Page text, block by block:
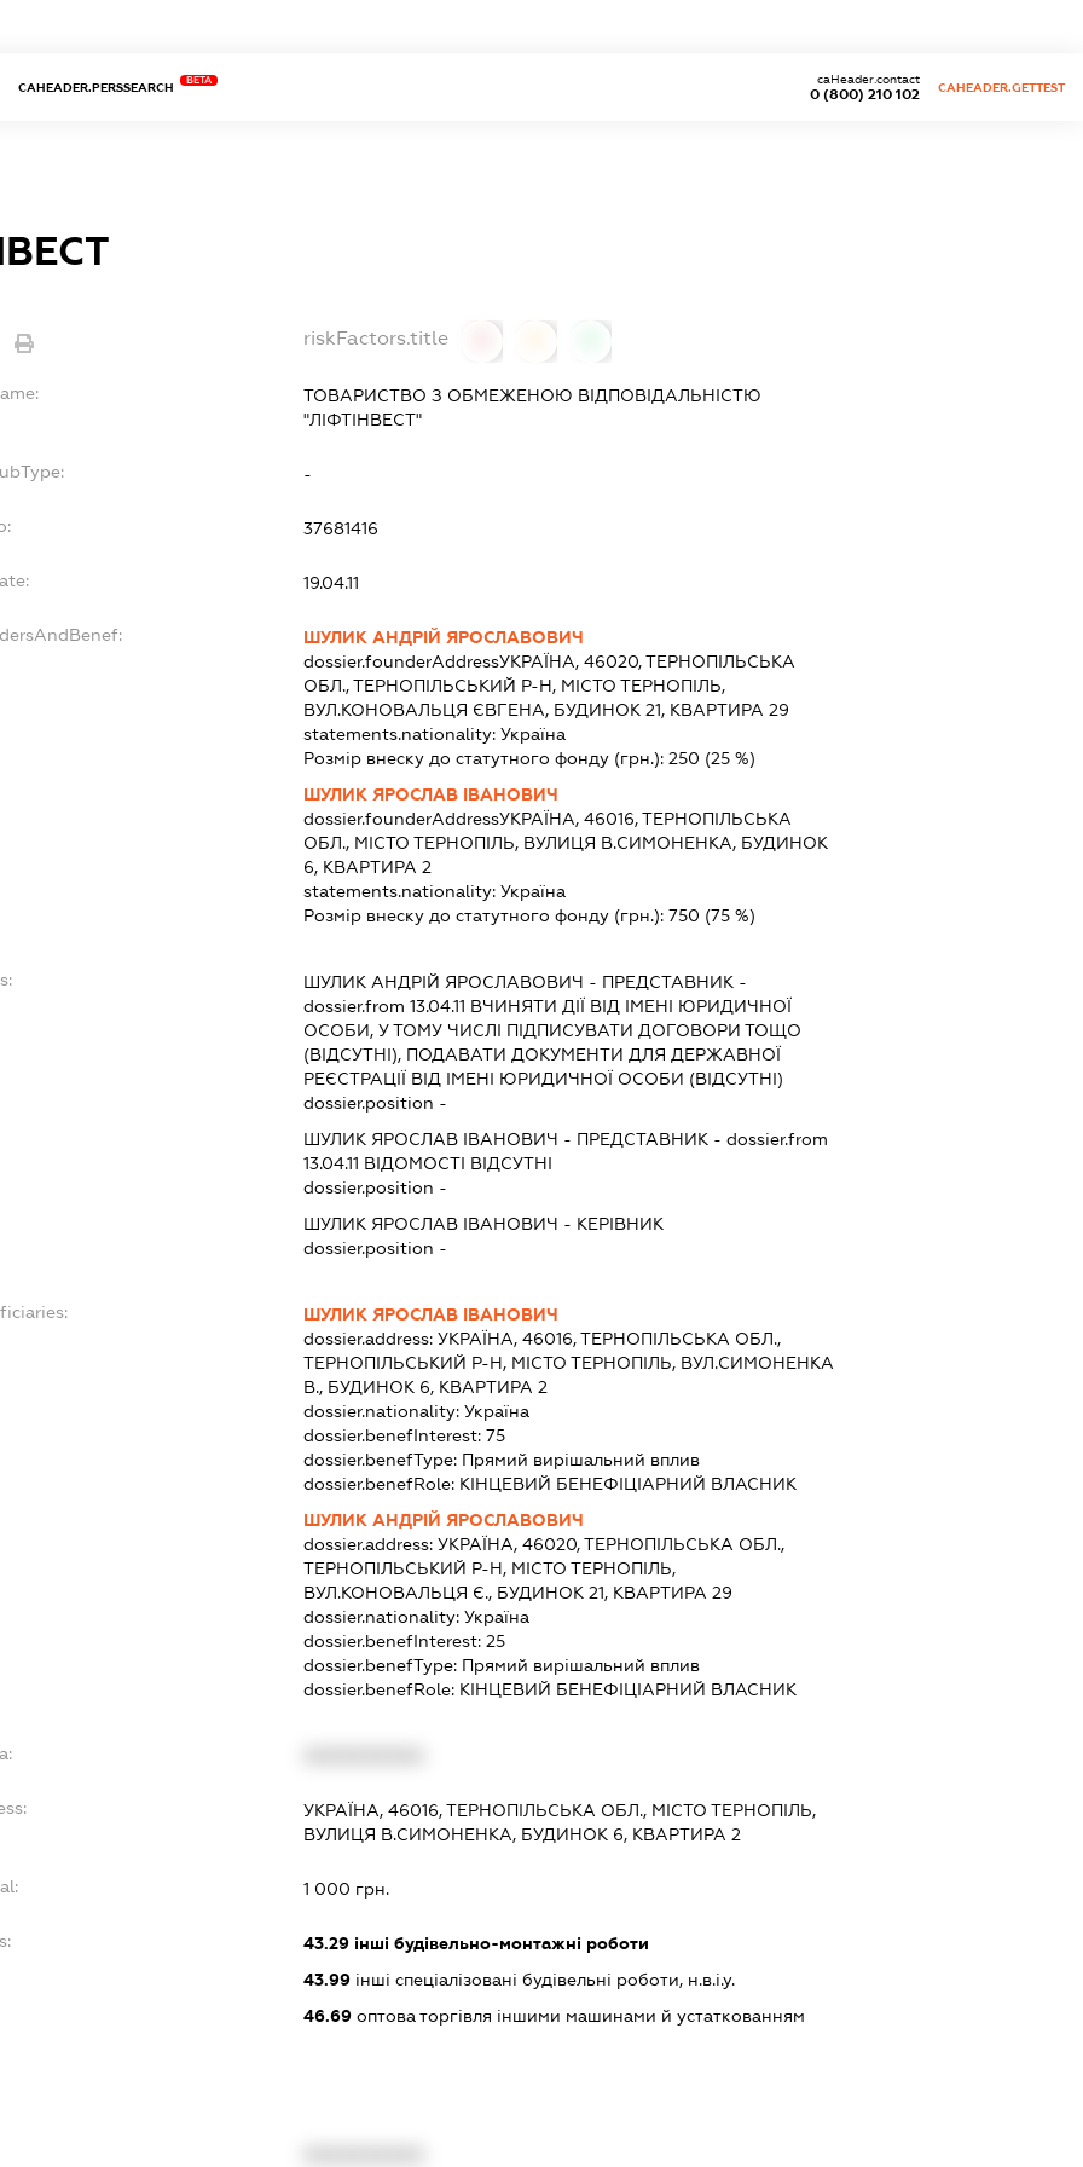
CAHEADER.PERSSEARCH
BETA
0 (800) 210 102
caHeader.contact
CAHEADER.GETTEST
riskFactors.title
ТОВАРИСТВО З ОБМЕЖЕНОЮ ВІДПОВІДАЛЬНІСТЮ
"ЛІФТІНВЕСТ"
-
37681416
19.04.11
ШУЛИК АНДРІЙ ЯРОСЛАВОВИЧ
dossier.founderAddressУКРАЇНА, 46020, ТЕРНОПІЛЬСЬКА
ОБЛ., ТЕРНОПІЛЬСЬКИЙ Р-Н, МІСТО ТЕРНОПІЛЬ,
ВУЛ.КОНОВАЛЬЦЯ ЄВГЕНА, БУДИНОК 21, КВАРТИРА 29
statements.nationality: Україна
Розмір внеску до статутного фонду (грн.): 250 (25 %)
ШУЛИК ЯРОСЛАВ ІВАНОВИЧ
dossier.founderAddressУКРАЇНА, 46016, ТЕРНОПІЛЬСЬКА
ОБЛ., МІСТО ТЕРНОПІЛЬ, ВУЛИЦЯ В.СИМОНЕНКА, БУДИНОК
6, КВАРТИРА 2
statements.nationality: Україна
Розмір внеску до статутного фонду (грн.): 750 (75 %)
ШУЛИК АНДРІЙ ЯРОСЛАВОВИЧ - ПРЕДСТАВНИК -
dossier.from 13.04.11 ВЧИНЯТИ ДІЇ ВІД ІМЕНІ ЮРИДИЧНОЇ
ОСОБИ, У ТОМУ ЧИСЛІ ПІДПИСУВАТИ ДОГОВОРИ ТОЩО
(ВІДСУТНІ), ПОДАВАТИ ДОКУМЕНТИ ДЛЯ ДЕРЖАВНОЇ
РЕЄСТРАЦІЇ ВІД ІМЕНІ ЮРИДИЧНОЇ ОСОБИ (ВІДСУТНІ)
dossier.position -
ШУЛИК ЯРОСЛАВ ІВАНОВИЧ - ПРЕДСТАВНИК - dossier.from
13.04.11 ВІДОМОСТІ ВІДСУТНІ
dossier.position -
ШУЛИК ЯРОСЛАВ ІВАНОВИЧ - КЕРІВНИК
dossier.position -
ШУЛИК ЯРОСЛАВ ІВАНОВИЧ
dossier.address: УКРАЇНА, 46016, ТЕРНОПІЛЬСЬКА ОБЛ.,
ТЕРНОПІЛЬСЬКИЙ Р-Н, МІСТО ТЕРНОПІЛЬ, ВУЛ.СИМОНЕНКА
В., БУДИНОК 6, КВАРТИРА 2
dossier.nationality: Україна
dossier.benefInterest: 75
dossier.benefType: Прямий вирішальний вплив
dossier.benefRole: КІНЦЕВИЙ БЕНЕФІЦІАРНИЙ ВЛАСНИК
ШУЛИК АНДРІЙ ЯРОСЛАВОВИЧ
dossier.address: УКРАЇНА, 46020, ТЕРНОПІЛЬСЬКА ОБЛ.,
ТЕРНОПІЛЬСЬКИЙ Р-Н, МІСТО ТЕРНОПІЛЬ,
ВУЛ.КОНОВАЛЬЦЯ Є., БУДИНОК 21, КВАРТИРА 29
dossier.nationality: Україна
dossier.benefInterest: 25
dossier.benefType: Прямий вирішальний вплив
dossier.benefRole: КІНЦЕВИЙ БЕНЕФІЦІАРНИЙ ВЛАСНИК
УКРАЇНА, 46016, ТЕРНОПІЛЬСЬКА ОБЛ., МІСТО ТЕРНОПІЛЬ,
ВУЛИЦЯ В.СИМОНЕНКА, БУДИНОК 6, КВАРТИРА 2
1 000 грн.
43.29інші будівельно-монтажні роботи
43.99інші спеціалізовані будівельні роботи, н.в.і.у.
46.69оптова торгівля іншими машинами й устаткованням